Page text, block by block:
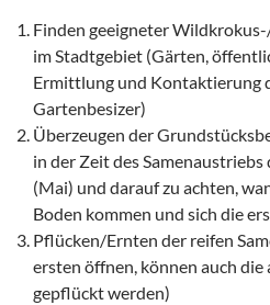
Finden geeigneter
im Stadtgebiet (Gärten,
Ermittlung und Kontaktierung
Gartenbesizer)
Überzeugen der
in der Zeit des
(Mai) und darauf zu achten,
Boden kommen und sich die
Pflücken/Ernten der reifen
ersten öffnen, können auch die
gepflückt werden)